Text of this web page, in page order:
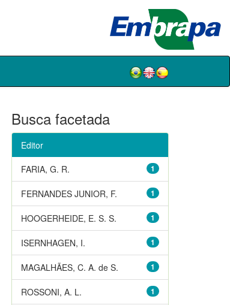
Busca facetada
Editor
1
FARIA, G. R.
1
FERNANDES JUNIOR, F.
1
HOOGERHEIDE, E. S. S.
1
ISERNHAGEN, I.
1
MAGALHÃES, C. A. de S.
1
ROSSONI, A. L.